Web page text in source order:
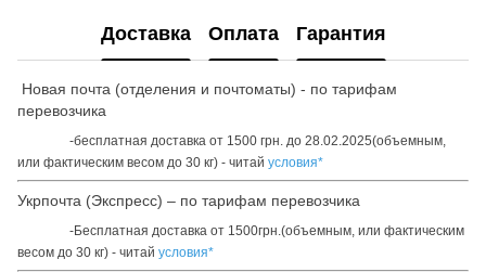
Доставка Оплата Гарантия
Новая почта (отделения и почтоматы) - по тарифам
перевозчика
-бесплатная доставка от 1500 грн. до 28.02.2025(объемным,
или фактическим весом до 30 кг) - читай условия*
Укрпочта (Экспресс) – по тарифам перевозчика
-Бесплатная доставка от 1500грн.(объемным, или фактическим
весом до 30 кг) - читай условия*